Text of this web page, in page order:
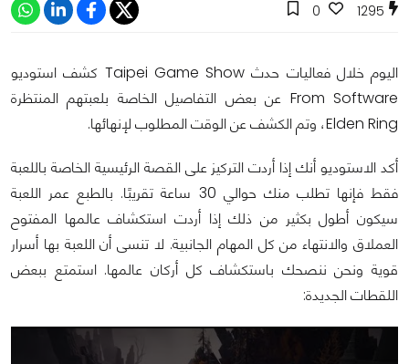
1295
0
اليوم خلال فعاليات حدث Taipei Game Show كشف استوديو
From Software عن بعض التفاصيل الخاصة بلعبتهم المنتظرة
Elden Ring، وتم الكشف عن الوقت المطلوب لإنهائها.
أكد الاستوديو أنك إذا أردت التركيز على القصة الرئيسية الخاصة باللعبة
فقط فإنها تطلب منك حوالي 30 ساعة تقريبًا. بالطبع عمر اللعبة
سيكون أطول بكثير من ذلك إذا أردت استكشاف عالمها المفتوح
العملاق والانتهاء من كل المهام الجانبية. لا تنسى أن اللعبة بها أسرار
قوية ونحن ننصحك باستكشاف كل أركان عالمها. استمتع ببعض
اللقطات الجديدة: